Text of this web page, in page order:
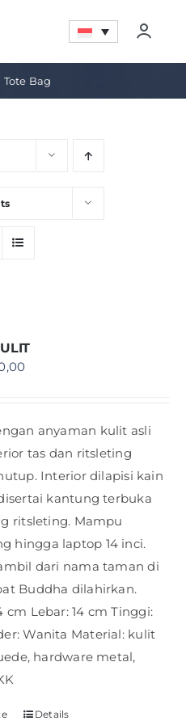
Tote Bag
anyaman kulit asli
tas dan ritsleting
Interior dilapisi kain
kantung terbuka
ritsleting. Mampu
hingga laptop 14 inci.
dari nama taman di
Buddha dilahirkan.
cm Lebar: 14 cm Tinggi:
Wanita Material: kulit
hardware metal,
Details